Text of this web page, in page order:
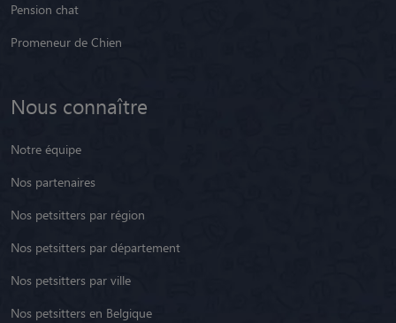
Pension chat
Promeneur de Chien
Nous connaître
Notre équipe
Nos partenaires
Nos petsitters par région
Nos petsitters par département
Nos petsitters par ville
Nos petsitters en Belgique